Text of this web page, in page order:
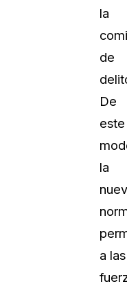
la
de
De
este
la
a las